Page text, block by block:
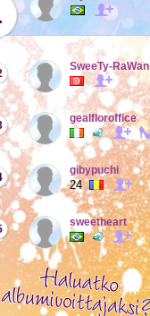
SweeTy-RaWan
gealfloroffice
gibypuchi
24
sweetheart